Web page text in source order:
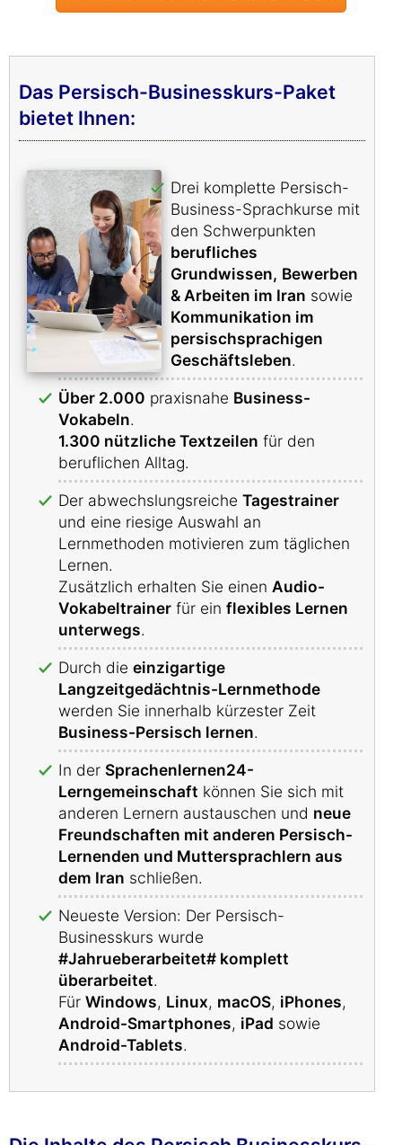
Das Persisch-Businesskurs-Paket
bietet Ihnen:
Drei komplette Persisch-
Business-Sprachkurse mit
den Schwerpunkten
berufliches
Grundwissen, Bewerben
& Arbeiten im Iran sowie
Kommunikation im
persischsprachigen
Geschäftsleben.
Über 2.000 praxisnahe Business-
Vokabeln.
1.300 nützliche Textzeilen für den
beruflichen Alltag.
Der abwechslungsreiche Tagestrainer
und eine riesige Auswahl an
Lernmethoden motivieren zum täglichen
Lernen.
Zusätzlich erhalten Sie einen Audio-
Vokabeltrainer für ein flexibles Lernen
unterwegs.
Durch die einzigartige
Langzeitgedächtnis-Lernmethode
werden Sie innerhalb kürzester Zeit
Business-Persisch lernen.
In der Sprachenlernen24-
Lerngemeinschaft können Sie sich mit
anderen Lernern austauschen und neue
Freundschaften mit anderen Persisch-
Lernenden und Muttersprachlern aus
dem Iran schließen.
Neueste Version: Der Persisch-
Businesskurs wurde
#Jahrueberarbeitet# komplett
überarbeitet.
Für Windows, Linux, macOS, iPhones,
Android-Smartphones, iPad sowie
Android-Tablets.